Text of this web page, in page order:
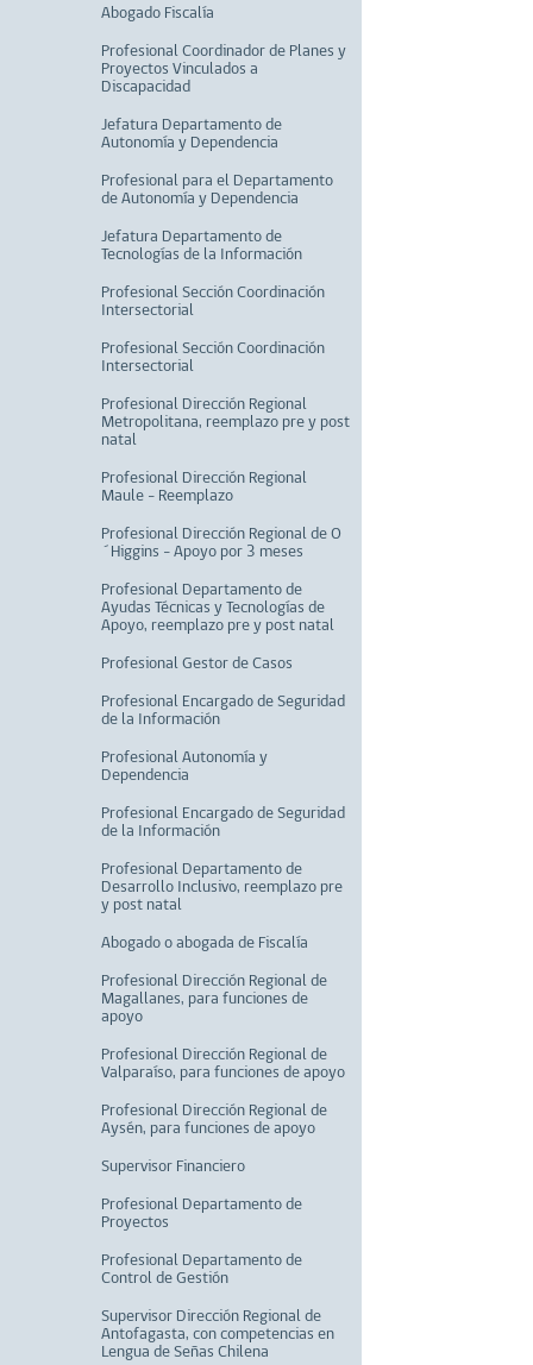
Abogado Fiscalía
Profesional Coordinador de Planes y
Proyectos Vinculados a
Discapacidad
Jefatura Departamento de
Autonomía y Dependencia
Profesional para el Departamento
de Autonomía y Dependencia
Jefatura Departamento de
Tecnologías de la Información
Profesional Sección Coordinación
Intersectorial
Profesional Sección Coordinación
Intersectorial
Profesional Dirección Regional
Metropolitana, reemplazo pre y post
natal
Profesional Dirección Regional
Maule - Reemplazo
Profesional Dirección Regional de O
´Higgins - Apoyo por 3 meses
Profesional Departamento de
Ayudas Técnicas y Tecnologías de
Apoyo, reemplazo pre y post natal
Profesional Gestor de Casos
Profesional Encargado de Seguridad
de la Información
Profesional Autonomía y
Dependencia
Profesional Encargado de Seguridad
de la Información
Profesional Departamento de
Desarrollo Inclusivo, reemplazo pre
y post natal
Abogado o abogada de Fiscalía
Profesional Dirección Regional de
Magallanes, para funciones de
apoyo
Profesional Dirección Regional de
Valparaíso, para funciones de apoyo
Profesional Dirección Regional de
Aysén, para funciones de apoyo
Supervisor Financiero
Profesional Departamento de
Proyectos
Profesional Departamento de
Control de Gestión
Supervisor Dirección Regional de
Antofagasta, con competencias en
Lengua de Señas Chilena